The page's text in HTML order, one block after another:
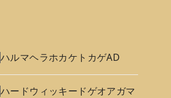
ハルマヘラホカケトカゲAD
ハードウィッキードゲオアガマ